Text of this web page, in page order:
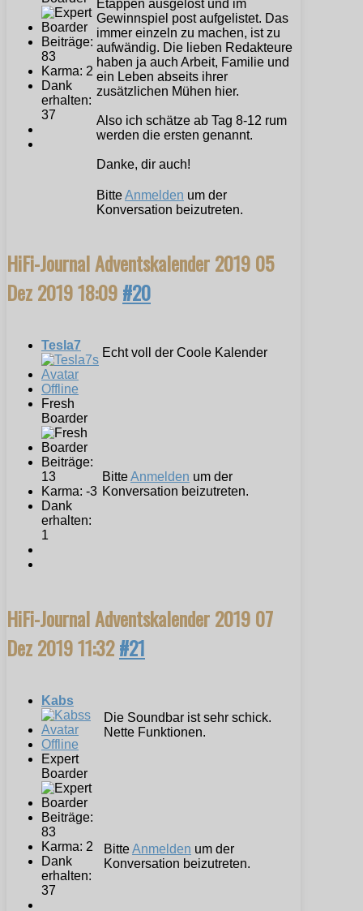
Beiträge:
83
Karma: 2
Dank
erhalten:
37
Etappen ausgelost und im
Gewinnspiel post aufgelistet. Das
immer einzeln zu machen, ist zu
aufwändig. Die lieben Redakteure
haben ja auch Arbeit, Familie und
ein Leben abseits ihrer
zusätzlichen Mühen hier.
Also ich schätze ab Tag 8-12 rum
werden die ersten genannt.
Danke, dir auch!
BitteAnmelden um der
Konversation beizutreten.
HiFi-Journal Adventskalender 201905
Dez 2019 18:09#20
Tesla7
Offline
Fresh
Boarder
Beiträge:
13
Karma: -3
Dank
erhalten:
1
Echt voll der Coole Kalender
BitteAnmelden um der
Konversation beizutreten.
HiFi-Journal Adventskalender 201907
Dez 2019 11:32#21
Kabs
Offline
Expert
Boarder
Beiträge:
83
Karma: 2
Dank
erhalten:
37
Die Soundbar ist sehr schick.
Nette Funktionen.
BitteAnmelden um der
Konversation beizutreten.